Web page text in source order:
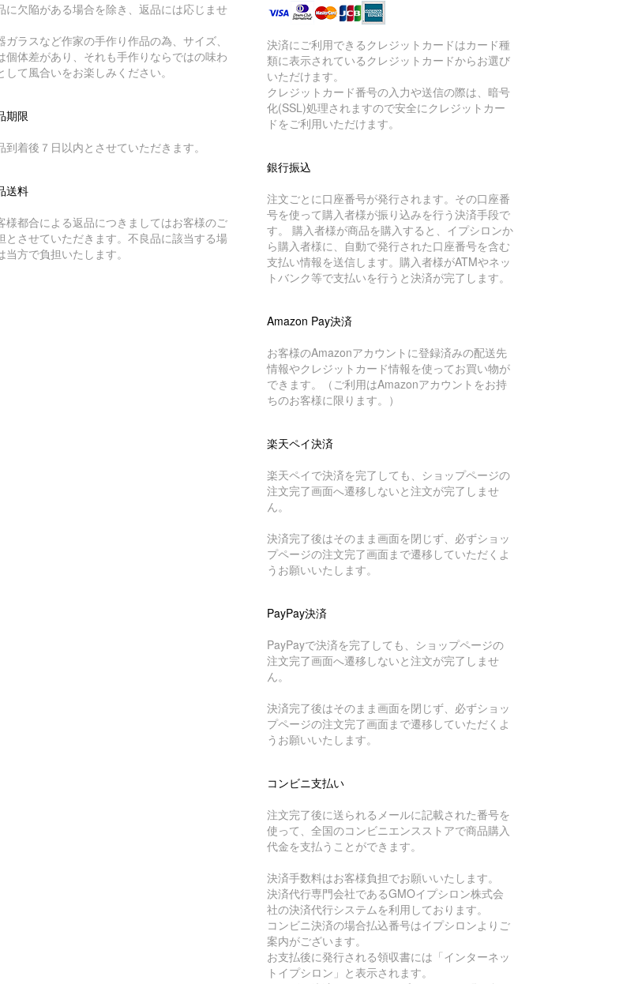
に欠陥がある場合を除き、返品には応じませ
ガラスなど作家の手作り作品の為、サイズ、
個体差があり、それも手作りならではの味わ
して風合いをお楽しみください。
期限
到着後７日以内とさせていただきます。
送料
様都合による返品につきましてはお客様のご
とさせていただきます。不良品に該当する場
当方で負担いたします。
決済にご利用できるクレジットカードはカード種
類に表示されているクレジットカードからお選び
いただけます。
クレジットカード番号の入力や送信の際は、暗号
化(SSL)処理されますので安全にクレジットカー
ドをご利用いただけます。
銀行振込
注文ごとに口座番号が発行されます。その口座番
号を使って購入者様が振り込みを行う決済手段で
す。 購入者様が商品を購入すると、イプシロンか
ら購入者様に、自動で発行された口座番号を含む
支払い情報を送信します。購入者様がATMやネッ
トバンク等で支払いを行うと決済が完了します。
Amazon Pay決済
お客様のAmazonアカウントに登録済みの配送先
情報やクレジットカード情報を使ってお買い物が
できます。（ご利用はAmazonアカウントをお持
ちのお客様に限ります。）
楽天ペイ決済
楽天ペイで決済を完了しても、ショップページの
注文完了画面へ遷移しないと注文が完了しませ
ん。
決済完了後はそのまま画面を閉じず、必ずショッ
プページの注文完了画面まで遷移していただくよ
うお願いいたします。
PayPay決済
PayPayで決済を完了しても、ショップページの
注文完了画面へ遷移しないと注文が完了しませ
ん。
決済完了後はそのまま画面を閉じず、必ずショッ
プページの注文完了画面まで遷移していただくよ
うお願いいたします。
コンビニ支払い
注文完了後に送られるメールに記載された番号を
使って、全国のコンビニエンスストアで商品購入
代金を支払うことができます。
決済手数料はお客様負担でお願いいたします。
決済代行専門会社であるGMOイプシロン株式会
社の決済代行システムを利用しております。
コンビニ決済の場合払込番号はイプシロンよりご
案内がございます。
お支払後に発行される領収書には「インターネッ
トイプシロン」と表示されます。